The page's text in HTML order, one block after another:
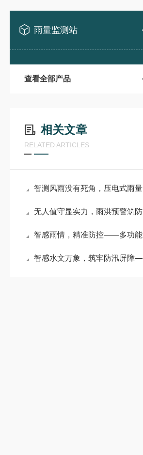
雨量监测站
查看全部产品
相关文章
RELATED ARTICLES
智测风雨没有死角，压电式雨量监测系统赋能智慧水务
无人值守显实力，雨洪预警筑防线——翻斗式雨量水位一体化监测站
智感雨情，精准防控——多功能自动化雨量监测站赋能水文智慧监测
智感水文万象，筑牢防汛屏障——物联网水位雨量监测站详解